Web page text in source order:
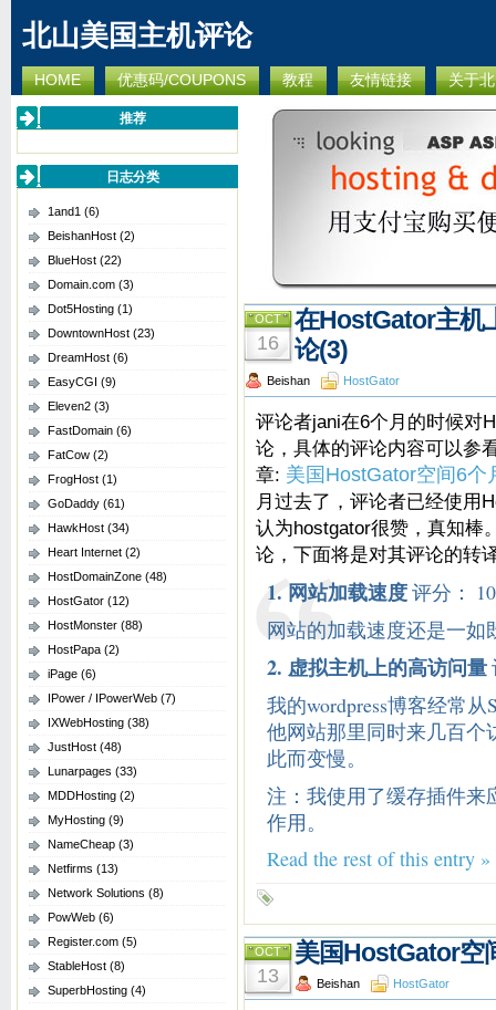
北山美国主机评论
HOME 优惠码/COUPONS 教程 友情链接 关于
推荐
日志分类
1and1 (6)
BeishanHost (2)
BlueHost (22)
Domain.com (3)
Dot5Hosting (1)
DowntownHost (23)
DreamHost (6)
EasyCGI (9)
Eleven2 (3)
FastDomain (6)
FatCow (2)
FrogHost (1)
GoDaddy (61)
HawkHost (34)
Heart Internet (2)
HostDomainZone (48)
HostGator (12)
HostMonster (88)
HostPapa (2)
iPage (6)
IPower / IPowerWeb (7)
IXWebHosting (38)
JustHost (48)
Lunarpages (33)
MDDHosting (2)
MyHosting (9)
NameCheap (3)
Netfirms (13)
Network Solutions (8)
PowWeb (6)
Register.com (5)
StableHost (8)
SuperbHosting (4)
OCT
16
在HostGator主机
论(3)
Beishan HostGator
评论者jani在6个月的时候对
论，具体的评论内容可以参
章: 美国HostGator空间6
月过去了，评论者已经使用
认为hostgator很赞，真知棒
论，下面将是对其评论的转
1. 网站加载速度评分：
网站的加载速度还是一如
2. 虚拟主机上的高访问量
我的wordpress博客经常从
他网站那里同时来几百个
此而变慢。
注：我使用了缓存插件来
作用。
Read the rest of this entry »
OCT
13
美国HostGator空
Beishan HostGator